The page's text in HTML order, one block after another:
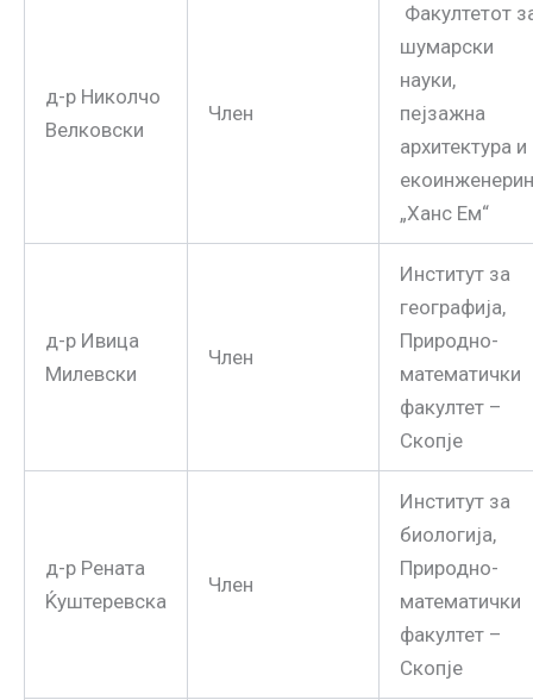
д-р Николчо
Велковски
Член
Факултетот
шумарски
науки,
пејзажна
архитектура и
„Ханс Ем“
д-р Ивица
Милевски
Член
Институт за
географија,
Природно-
математички
факултет –
Скопје
д-р Рената
Ќуштеревска
Член
Институт за
биологија,
Природно-
математички
факултет –
Скопје